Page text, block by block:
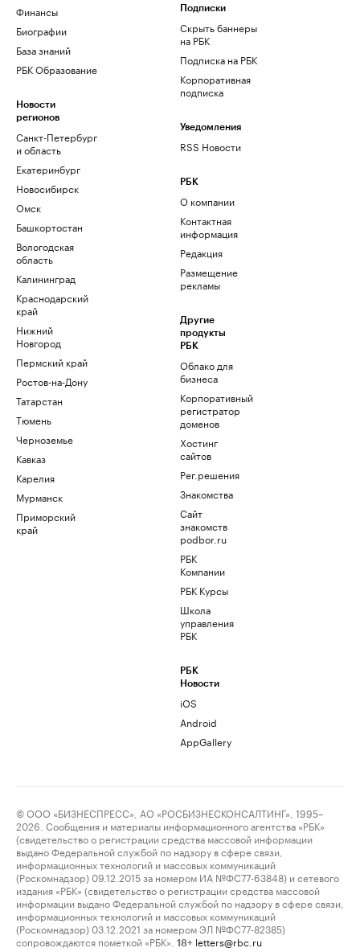
Финансы
Биографии
База знаний
РБК Образование
Новости
регионов
Санкт-Петербург
и область
Екатеринбург
Новосибирск
Омск
Башкортостан
Вологодская
область
Калининград
Краснодарский
край
Нижний
Новгород
Пермский край
Ростов-на-Дону
Татарстан
Тюмень
Черноземье
Кавказ
Карелия
Мурманск
Приморский
край
Подписки
Скрыть баннеры
на РБК
Подписка на РБК
Корпоративная
подписка
Уведомления
RSS Новости
РБК
О компании
Контактная
информация
Редакция
Размещение
рекламы
Другие
продукты
РБК
Облако для
бизнеса
Корпоративный
регистратор
доменов
Хостинг
сайтов
Рег.решения
Знакомства
Сайт
знакомств
podbor.ru
РБК
Компании
РБК Курсы
Школа
управления
РБК
РБК
Новости
iOS
Android
AppGallery
© ООО «БИЗНЕСПРЕСС», АО «РОСБИЗНЕСКОНСАЛТИНГ», 1995–
2026. Сообщения и материалы информационного агентства «РБК»
(свидетельство о регистрации средства массовой информации
выдано Федеральной службой по надзору в сфере связи,
информационных технологий и массовых коммуникаций
(Роскомнадзор) 09.12.2015 за номером ИА №ФС77-63848) и сетевого
издания «РБК» (свидетельство о регистрации средства массовой
информации выдано Федеральной службой по надзору в сфере связи,
информационных технологий и массовых коммуникаций
(Роскомнадзор) 03.12.2021 за номером ЭЛ №ФС77-82385)
сопровождаются пометкой «РБК».
18+ letters@rbc.ru